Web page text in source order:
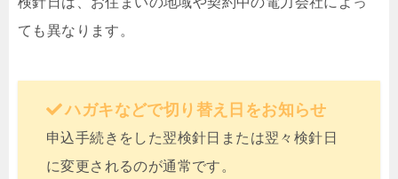
ても異なります。
ハガキなどで切り替え日をお知らせ
申込手続きをした翌検針日または翌々検針日
に変更されるのが通常です。